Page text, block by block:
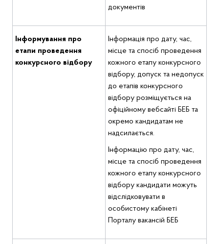
документів
Інформування про
етапи проведення
конкурсного відбору
Інформація про дату, час,
місце та спосіб проведення
кожного етапу конкурсного
відбору, допуск та недопуск
до етапів конкурсного
відбору розміщується на
офіційному вебсайті БЕБ та
окремо кандидатам не
надсилається.
Інформацію про дату, час,
місце та спосіб проведення
кожного етапу конкурсного
відбору кандидати можуть
відслідковувати в
особистому кабінеті
Порталу вакансій БЕБ